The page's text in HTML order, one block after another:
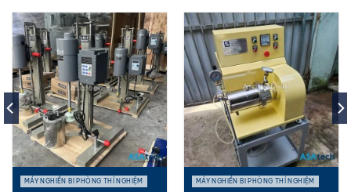
MÁY NGHIỀN BI PHÒNG THÍ NGHIỆM MÁY NGHIỀN BI PHÒNG THÍ NGHIỆM